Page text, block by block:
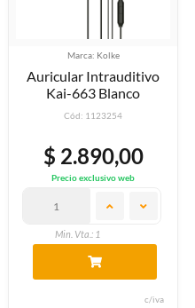
Marca: Kolke
Auricular Intrauditivo
Kai-663 Blanco
Cód: 1123254
$ 2.890,00
Precio exclusivo web
Min. Vta.: 1
c/iva